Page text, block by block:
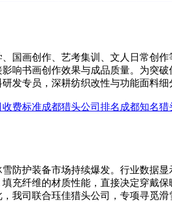
国画创作、艺考集训、文人日常创
响书画创作效果与成品质量。为突
发专员，深耕纺织改性与功能面料
收费标准成都猎头公司排名成都知名猎
防护装备市场持续爆发。行业数据
充纤维的材质性能，直接决定穿戴
司联合珏佳猎头公司，专项寻觅滑